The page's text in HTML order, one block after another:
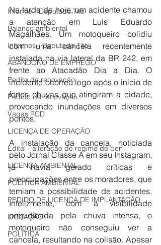
Informe - Deputado Tito
Balanço ambiental
Informes - Deputado Tito
ABANDONO DE EMPREGO
Pedito de renovação
Pedido de renovação
Vagas PCD
LICENÇA DE OPERAÇÃO
Edital - alteração de regime de ben
LICENÇA AMBIENTAL
POLÍTICA AMBIENTAL
PEDIDO DE LICENÇA DE IMPLANTAÇÃO
LICITAÇÃO
POLÍTICA
Na tarde de hoje, um acidente chamou
a atenção em Luís Eduardo
Magalhães. Um motoqueiro colidiu
com uma cancela recentemente
instalada na via lateral da BR 242, em
frente ao Atacadão Dia a Dia. O
incidente ocorreu logo após o início de
fortes chuvas que atingiram a cidade,
provocando inundações em diversos
pontos.
A instalação da cancela, noticiada
pelo Jornal Classe A em seu Instagram,
já havia gerado críticas e
preocupações entre os moradores, que
temiam a possibilidade de acidentes.
Infelizmente, com a visibilidade
prejudicada pela chuva intensa, o
motoqueiro não conseguiu ver a
cancela, resultando na colisão. Apesar